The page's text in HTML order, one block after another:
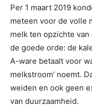
Per 1 maart 2019
meteen voor de volle
melk ten opzichte
de goede orde: de
A-ware betaalt voor
melkstroom’ noemt.
weiden en ook geen
van duurzaamheid.